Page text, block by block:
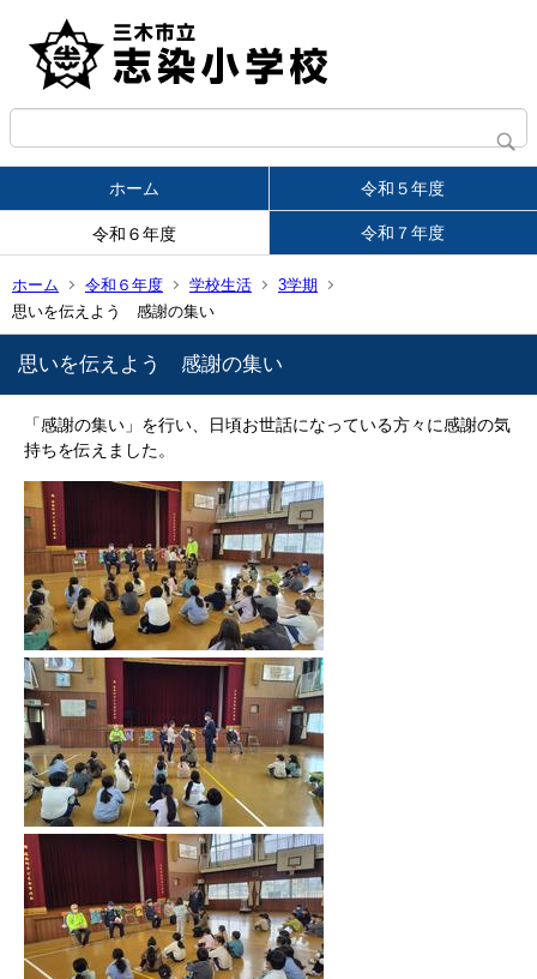
ホーム 令和５年度
令和６年度 令和７年度
ホーム 令和６年度 学校生活
3学期
思いを伝えよう 感謝の集い
思いを伝えよう 感謝の集い
「感謝の集い」を行い、日頃お世話になっている方々に感謝の気
持ちを伝えました。